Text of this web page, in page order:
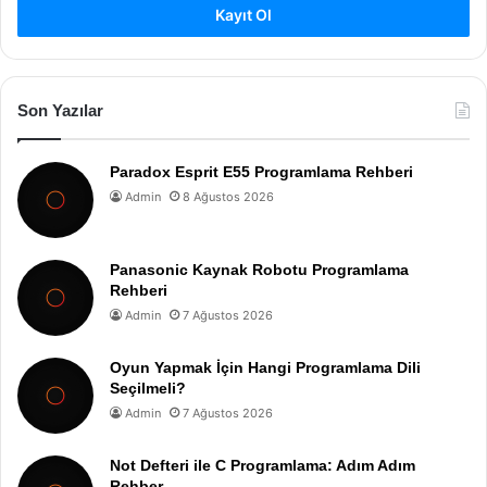
Kayıt Ol
Son Yazılar
Paradox Esprit E55 Programlama Rehberi
Admin 8 Ağustos 2026
Panasonic Kaynak Robotu Programlama
Rehberi
Admin 7 Ağustos 2026
Oyun Yapmak İçin Hangi Programlama Dili
Seçilmeli?
Admin 7 Ağustos 2026
Not Defteri ile C Programlama: Adım Adım